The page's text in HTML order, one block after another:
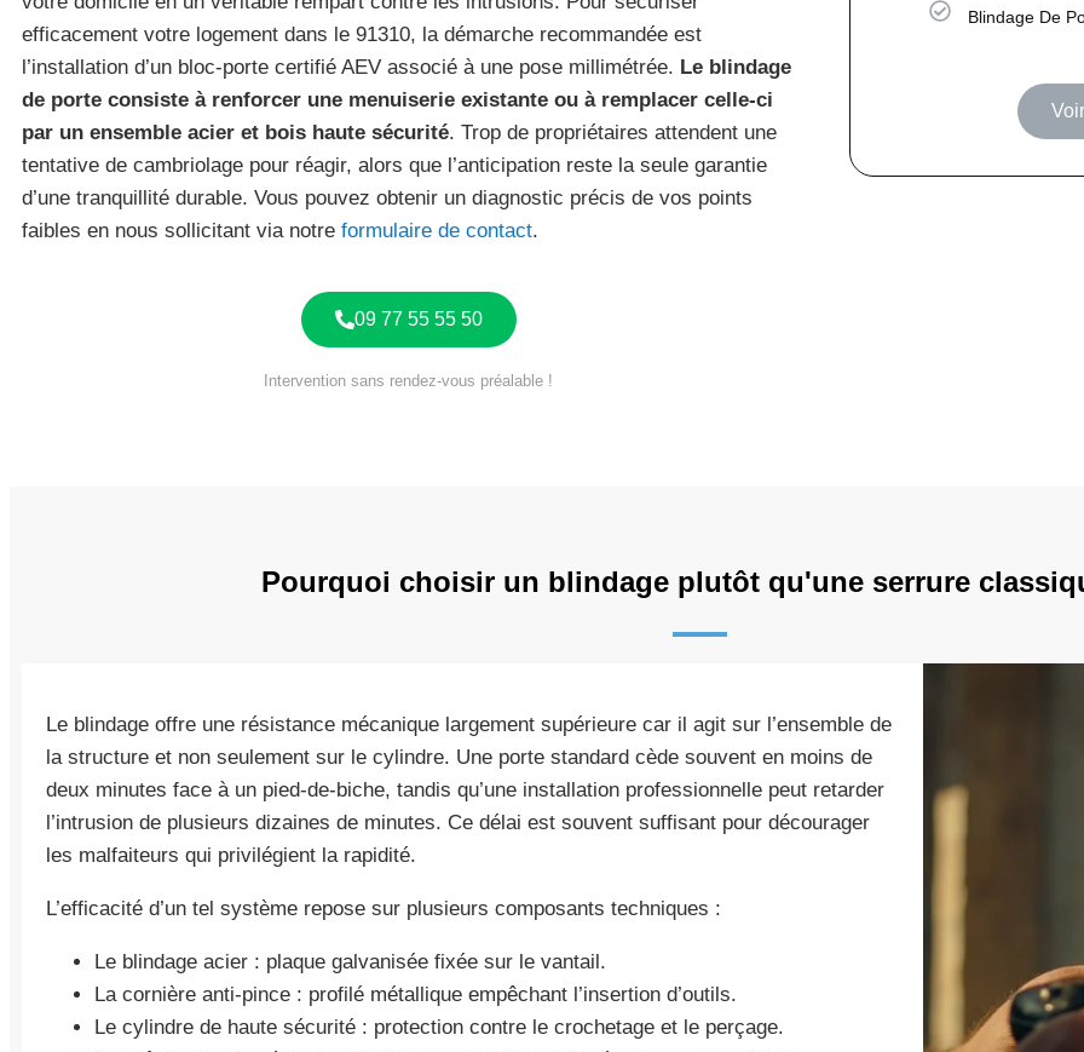
efficacement votre logement dans le 91310, la démarche recommandée est
l’installation d’un bloc-porte certifié AEV associé à une pose millimétrée. Le blindage
de porte consiste à renforcer une menuiserie existante ou à remplacer celle-ci
par un ensemble acier et bois haute sécurité. Trop de propriétaires attendent une
tentative de cambriolage pour réagir, alors que l’anticipation reste la seule garantie
d’une tranquillité durable. Vous pouvez obtenir un diagnostic précis de vos points
faibles en nous sollicitant via notre formulaire de contact.
09 77 55 55 50
Intervention sans rendez-vous préalable !
Blindage De
Pourquoi choisir un blindage plutôt qu'une serrure
Le blindage offre une résistance mécanique largement supérieure car il agit sur l’ensemble de
la structure et non seulement sur le cylindre. Une porte standard cède souvent en moins de
deux minutes face à un pied-de-biche, tandis qu’une installation professionnelle peut retarder
l’intrusion de plusieurs dizaines de minutes. Ce délai est souvent suffisant pour décourager
les malfaiteurs qui privilégient la rapidité.
L’efficacité d’un tel système repose sur plusieurs composants techniques :
Le blindage acier : plaque galvanisée fixée sur le vantail.
La cornière anti-pince : profilé métallique empêchant l’insertion d’outils.
Le cylindre de haute sécurité : protection contre le crochetage et le perçage.